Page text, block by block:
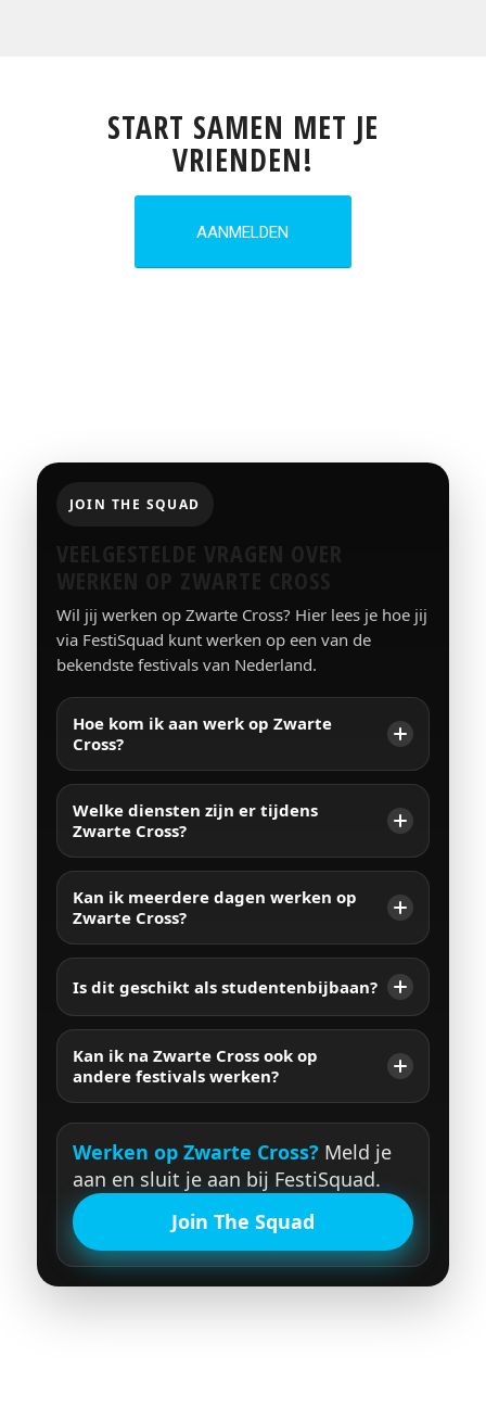
START SAMEN MET JE
VRIENDEN!
AANMELDEN
JOIN THE SQUAD
VEELGESTELDE VRAGEN OVER
Wil jij werken op Zwarte Cross? Hier lees je hoe jij
via FestiSquad kunt werken op een van de
bekendste festivals van Nederland.
Hoe kom ik aan werk op Zwarte
Cross?
Welke diensten zijn er tijdens
Zwarte Cross?
Kan ik meerdere dagen werken op
Zwarte Cross?
Is dit geschikt als studentenbijbaan?
Kan ik na Zwarte Cross ook op
andere festivals werken?
Werken op Zwarte Cross? Meld je
aan en sluit je aan bij FestiSquad.
Join The Squad